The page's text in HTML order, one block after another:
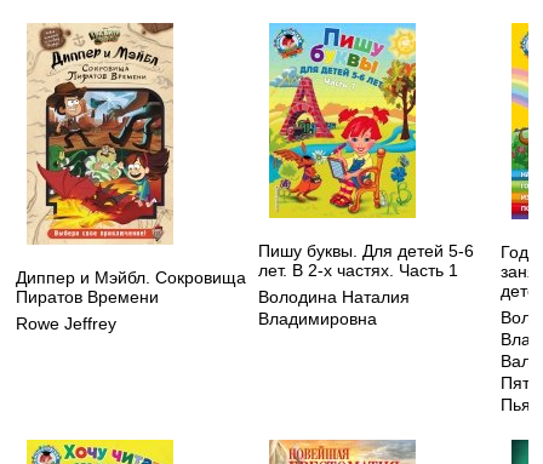
Диппер и Мэйбл. Сокровища
Пиратов Времени
Rowe Jeffrey
Пишу буквы. Для детей 5-6
лет. В 2-х частях. Часть 1
Володина Наталия
Владимировна